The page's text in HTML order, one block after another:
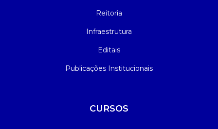
Reitoria
Infraestrutura
Editais
Publicações Institucionais
CURSOS